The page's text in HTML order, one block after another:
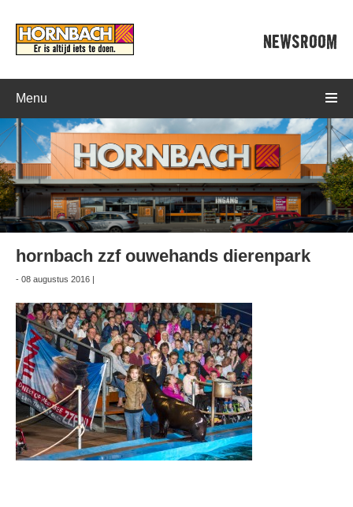
NEWSROOM
Menu
hornbach zzf ouwehands dierenpark
- 08 augustus 2016 |